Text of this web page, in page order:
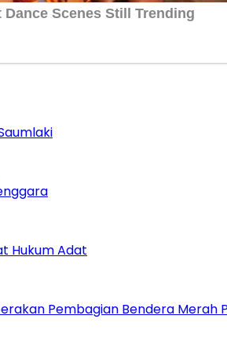
Hukum Adat
Pembagian Bendera Merah